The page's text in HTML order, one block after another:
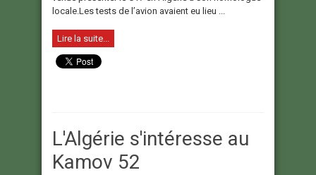
locale.Les tests de l’avion avaient eu lieu ...
Lire la suite...
L'Algérie s'intéresse au
Kamov 52